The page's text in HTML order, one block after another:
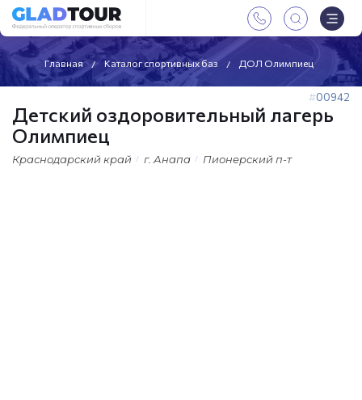
Главная Каталог спортивных баз ДОЛ Олимпиец
00942
Детский оздоровительный лагерь
Олимпиец
Краснодарский край г. Анапа Пионерский п-т